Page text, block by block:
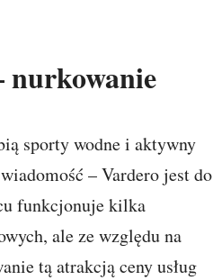
nurkowanie
sporty wodne i aktywny
– Vardero jest do
funkcjonuje kilka
ale ze względu na
tą atrakcją ceny usług